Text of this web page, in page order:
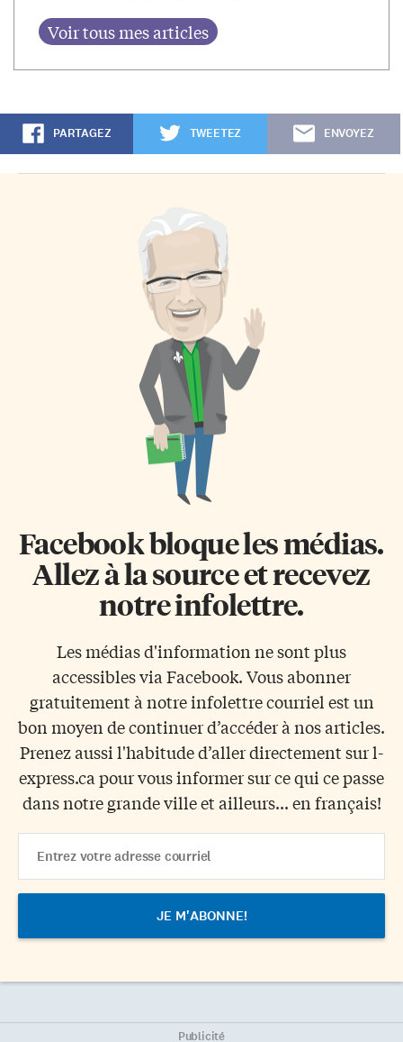
PARTAGEZ TWEETEZ ENVOYEZ
Facebook bloque les médias.
Allez à la source et recevez
notre infolettre.
Les médias d'information ne sont plus
accessibles via Facebook. Vous abonner
gratuitement à notre infolettre courriel est un
bon moyen de continuer d’accéder à nos articles.
Prenez aussi l'habitude d’aller directement sur l-
express.ca pour vous informer sur ce qui ce passe
dans notre grande ville et ailleurs... en français!
Address
Publicité